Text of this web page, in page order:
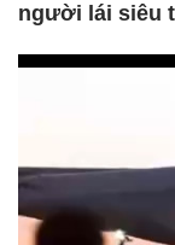
người lái siêu